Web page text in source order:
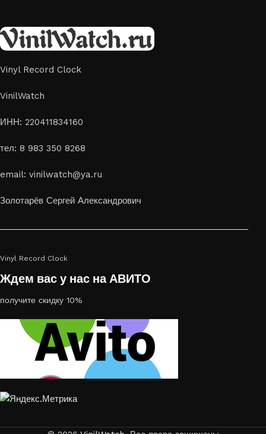
аксессуар идеально подойдет для гостиной, спальни,
офиса или даже для оформления кафе, студии или
творческого пространства.
Картины на стекле и дереве
Лазерная гравировка на стекле или дереве, оригинальный
или украсить свой дом
украсить пространство, лазерная гравировка фото по дереву
Vinyl Record Clock
VinilWatch
ИНН: 220411834160
тел: 8 983 350 8268
email: vinilwatch@ya.ru
Золотарёв Сергей Александрович
Vinyl Record Clock
Ждем вас у нас на АВИТО
получите скидку 10%